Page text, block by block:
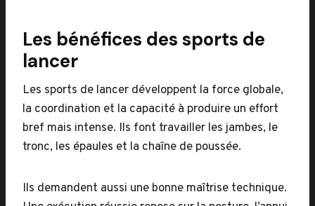
Les bénéfices des sports de
lancer
Les sports de lancer développent la force globale,
la coordination et la capacité à produire un effort
bref mais intense. Ils font travailler les jambes, le
tronc, les épaules et la chaîne de poussée.
Ils demandent aussi une bonne maîtrise technique.